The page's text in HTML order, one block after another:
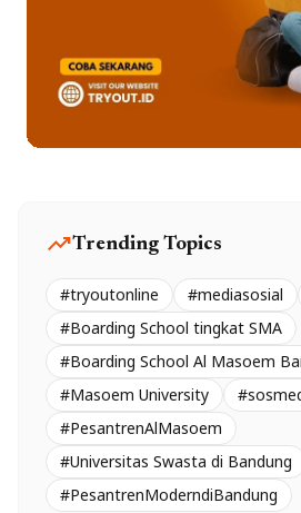
trending_upTrending Topics
#tryoutonline #mediasosial
#Boarding School tingkat SMA
#Boarding School Al Masoem
#Masoem University
#PesantrenAlMasoem
#Universitas Swasta di Bandung
#PesantrenModerndiBandung